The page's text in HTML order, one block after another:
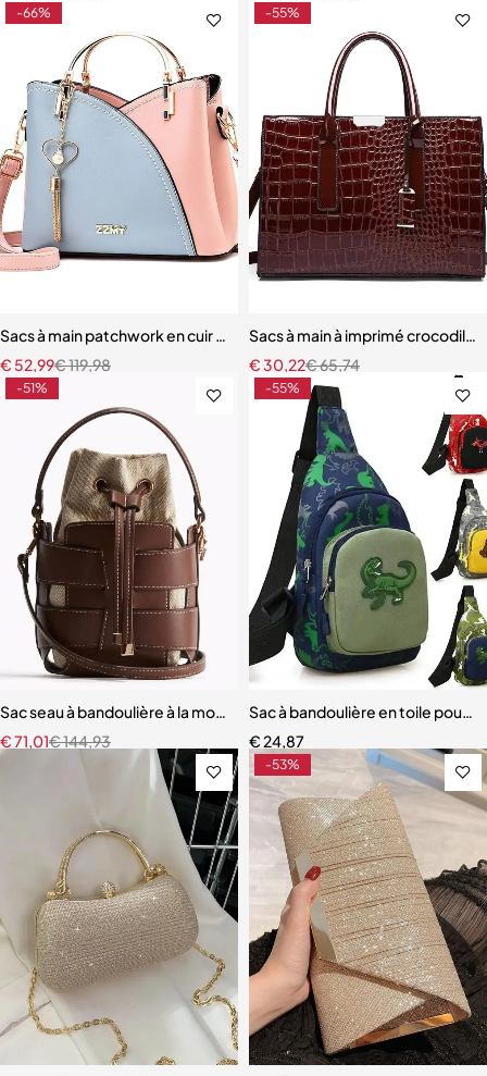
-66%
Sacs à main patchwork en cuir PU pour femmes
€119,98
€ 52,99
-55%
Sacs à main à imprimé crocodile
€65,74
€30,22
-51%
Sac seau à bandoulière à la mode sacs à main ajourés au Design de
€144,93
€71,01
-55%
Sac à bandoulière en toile pour
€24,87
-53%